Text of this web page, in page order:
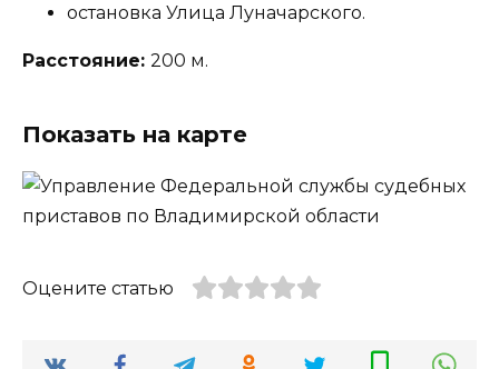
остановка Улица Луначарского.
Расстояние: 200 м.
Показать на карте
Оцените статью